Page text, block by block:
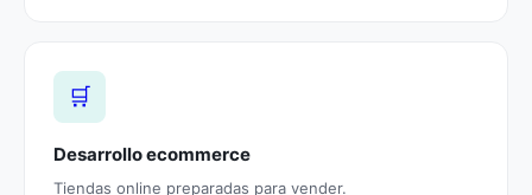
🛒
Desarrollo ecommerce
Tiendas online preparadas para vender.